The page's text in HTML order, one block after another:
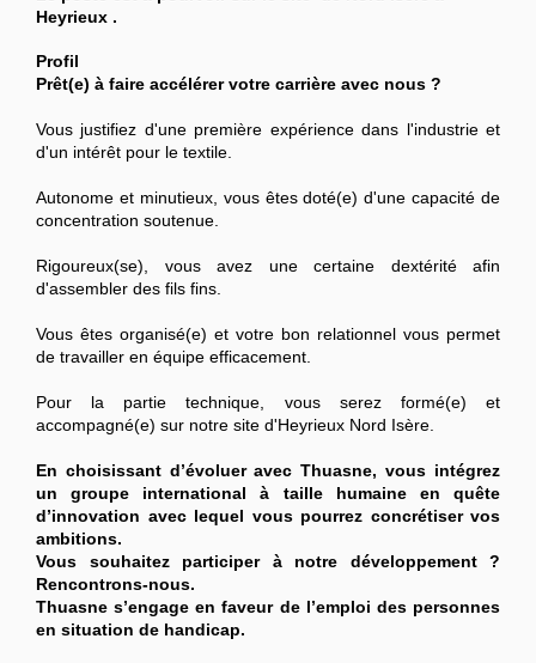
Heyrieux .
Profil
Prêt(e) à faire accélérer votre carrière avec nous ?
Vous justifiez d'une première expérience dans l'industrie et
d'un intérêt pour le textile.
Autonome et minutieux, vous êtes doté(e) d'une capacité de
concentration soutenue.
Rigoureux(se), vous avez une certaine dextérité afin
d'assembler des fils fins.
Vous êtes organisé(e) et votre bon relationnel vous permet
de travailler en équipe efficacement.
Pour la partie technique, vous serez formé(e) et
accompagné(e) sur notre site d'Heyrieux Nord Isère.
En choisissant d’évoluer avec Thuasne, vous intégrez
un groupe international à taille humaine en quête
d’innovation avec lequel vous pourrez concrétiser vos
ambitions.
Vous souhaitez participer à notre développement ?
Rencontrons-nous.
Thuasne s’engage en faveur de l’emploi des personnes
en situation de handicap.